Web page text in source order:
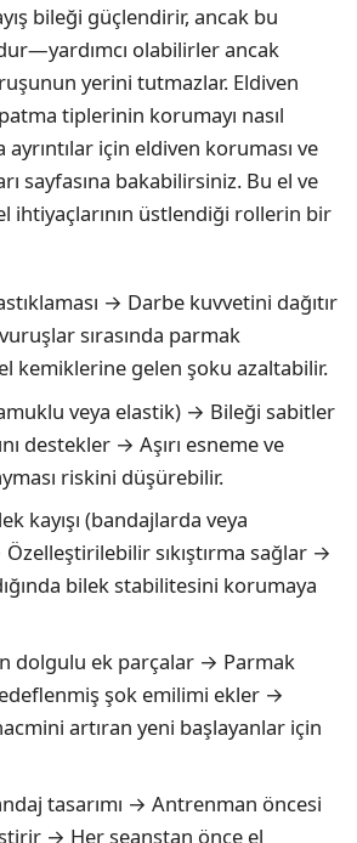
bileği güçlendirir, ancak bu
olabilirler ancak
yerini tutmazlar. Eldiven
tiplerinin korumayı nasıl
için eldiven koruması ve
sayfasına bakabilirsiniz. Bu el ve
ihtiyaçlarının üstlendiği rollerin bir
→ Darbe kuvvetini dağıtır
sırasında parmak
kemiklerine gelen şoku azaltabilir.
veya elastik) → Bileği sabitler
destekler → Aşırı esneme ve
riskini düşürebilir.
kayışı (bandajlarda veya
sıkıştırma sağlar →
bilek stabilitesini korumaya
dolgulu ek parçalar → Parmak
şok emilimi ekler →
artıran yeni başlayanlar için
tasarımı → Antrenman öncesi
→ Her seanstan önce el